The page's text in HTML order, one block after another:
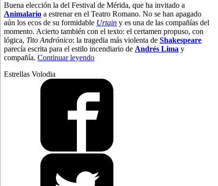
Buena elección la del Festival de Mérida, que ha invitado a
Animalario a estrenar en el Teatro Romano. No se han apagado
aún los ecos de su formidable Urtain y es una de las compañías del
momento. Acierto también con el texto: el certamen propuso, con
lógica, Tito Andrónico: la tragedia más violenta de Shakespeare
parecía escrita para el estilo incendiario de Andrés Lima y
compañía. Continuar leyendo“No
Estrellas Volodia